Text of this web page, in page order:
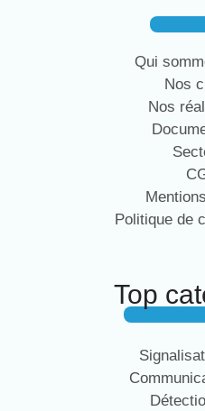
Qui
Nos
Nos
Politique de
Top